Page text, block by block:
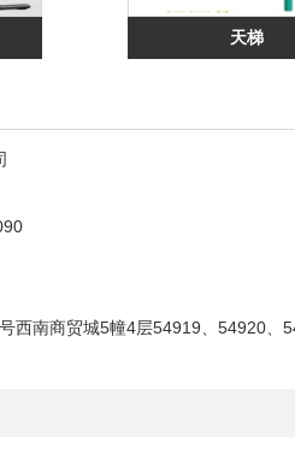
天梯
西南商贸城5幢4层54919、54920、